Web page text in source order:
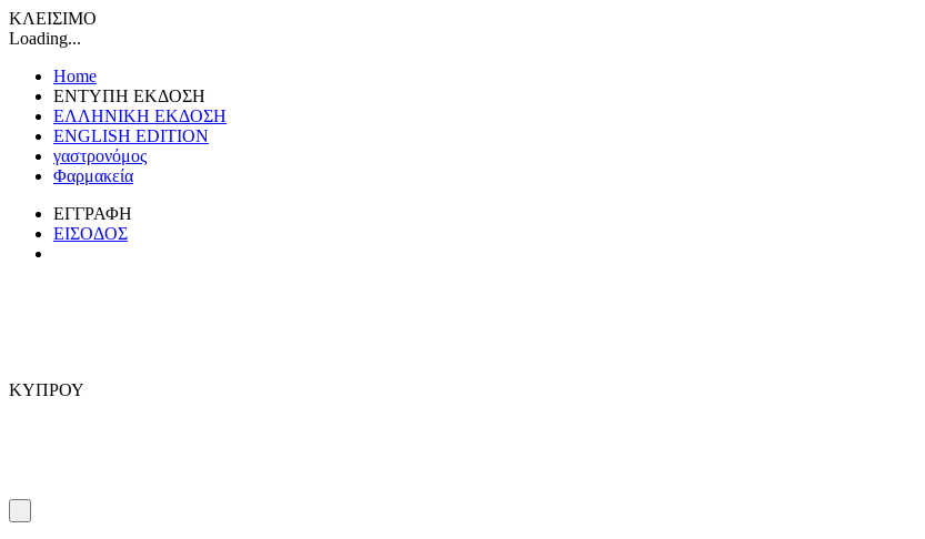
ΚΛΕΙΣΙΜΟ
Loading...
Home
ΕΝΤΥΠΗ ΕΚΔΟΣΗ
ΕΛΛΗΝΙΚΗ ΕΚΔΟΣΗ
ENGLISH EDITION
γαστρονόμος
Φαρμακεία
ΕΓΓΡΑΦΗ
ΕΙΣΟΔΟΣ
ΚΥΠΡΟΥ